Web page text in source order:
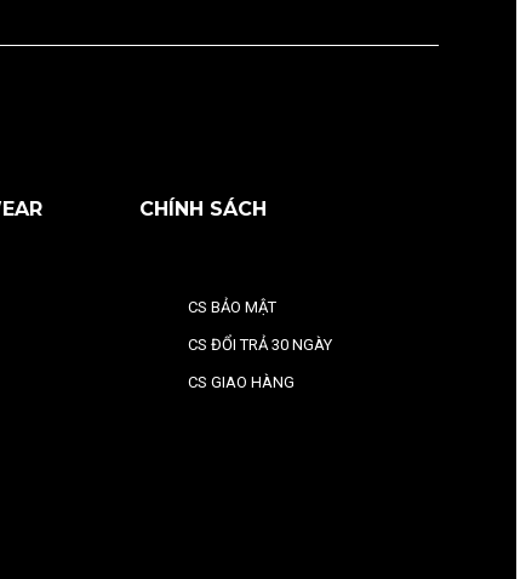
CHÍNH SÁCH
CS BẢO MẬT
CS ĐỔI TRẢ 30 NGÀY
CS GIAO HÀNG